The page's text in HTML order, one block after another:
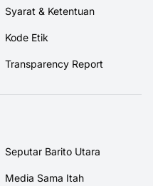
Syarat & Ketentuan
Kode Etik
Transparency Report
Seputar Barito Utara
Media Sama Itah